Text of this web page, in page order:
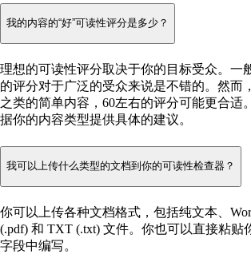
我的内容的“好”可读性评分是多少？
理想的可读性评分取决于你的目标受众。一
的评分对于广泛的受众来说是不错的。然而
之类的简单内容，60左右的评分可能更合适
据你的内容类型提供具体的建议。
我可以上传什么类型的文档到你的可读性检查器？
你可以上传各种文档格式，包括纯文本、
(.pdf) 和 TXT (.txt) 文件。你也可以直接粘贴
字段中编写。